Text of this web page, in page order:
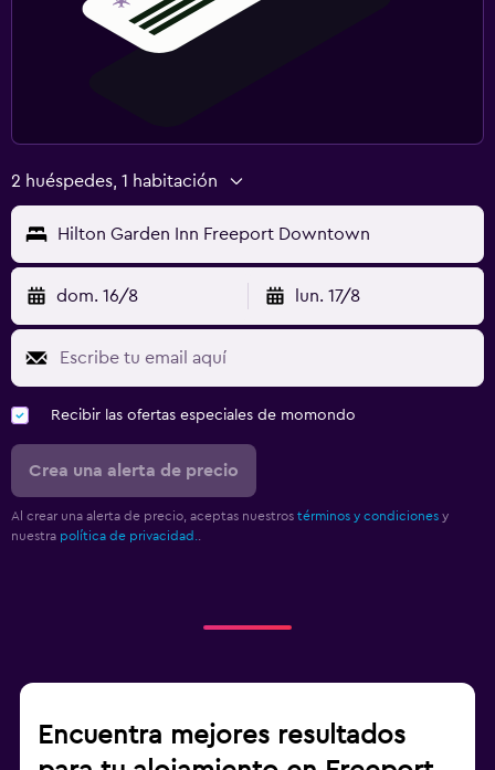
2 huéspedes, 1 habitación
Hilton Garden Inn Freeport Downtown
dom. 16/8 lun. 17/8
Recibir las ofertas especiales de momondo
Crea una alerta de precio
Al crear una alerta de precio, aceptas nuestros términos y condiciones y
nuestra política de privacidad.
Encuentra mejores resultados